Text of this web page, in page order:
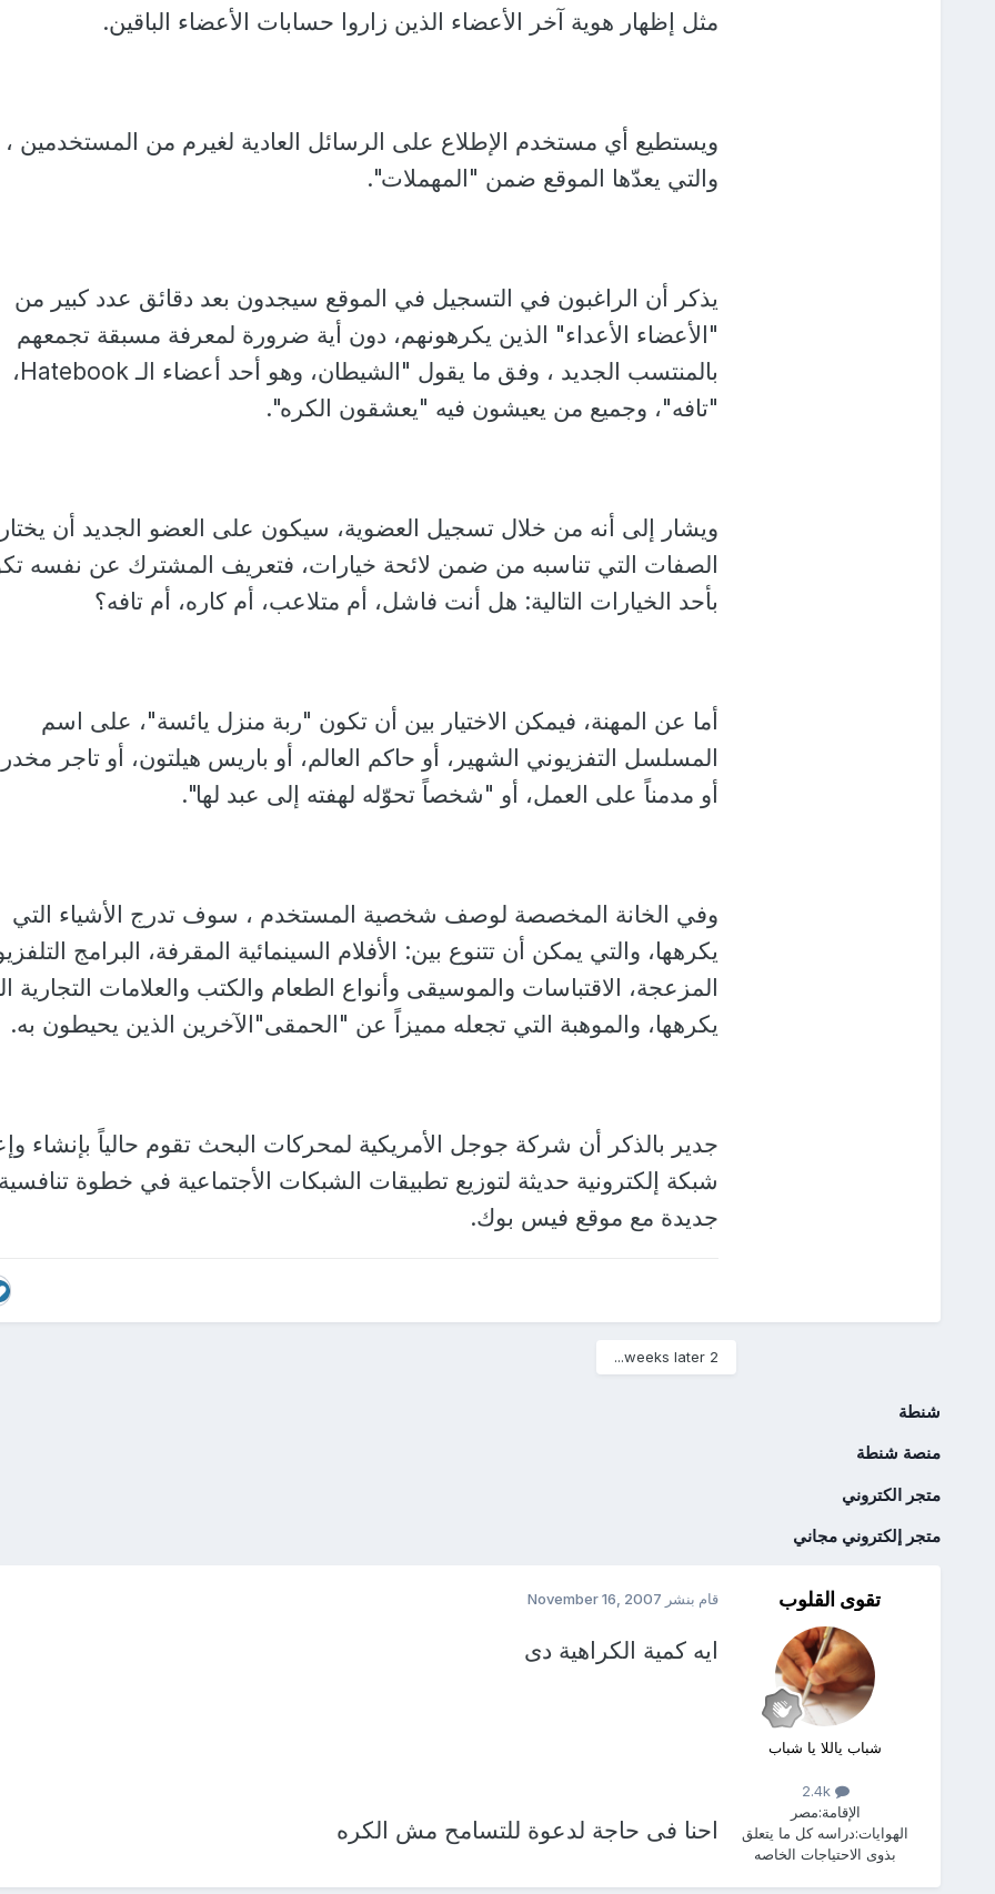
مثل إظهار هوية آخر الأعضاء الذين زاروا حسابات الأعضاء الباقين.
ويستطيع أي مستخدم الإطلاع على الرسائل العادية لغيرم من المستخدمين ،
والتي يعدّها الموقع ضمن "المهملات".
يذكر أن الراغبون في التسجيل في الموقع سيجدون بعد دقائق عدد كبير من
"الأعضاء الأعداء" الذين يكرهونهم، دون أية ضرورة لمعرفة مسبقة تجمعهم
بالمنتسب الجديد ، وفق ما يقول "الشيطان، وهو أحد أعضاء الـ Hatebook،
"تافه"، وجميع من يعيشون فيه "يعشقون الكره".
ويشار إلى أنه من خلال تسجيل العضوية، سيكون على العضو الجديد أن يختار
الصفات التي تناسبه من ضمن لائحة خيارات، فتعريف المشترك عن نفسه
بأحد الخيارات التالية: هل أنت فاشل، أم متلاعب، أم كاره، أم تافه؟
أما عن المهنة، فيمكن الاختيار بين أن تكون "ربة منزل يائسة"، على اسم
المسلسل التفزيوني الشهير، أو حاكم العالم، أو باريس هيلتون، أو تاجر
أو مدمناً على العمل، أو "شخصاً تحوّله لهفته إلى عبد لها".
وفي الخانة المخصصة لوصف شخصية المستخدم ، سوف تدرج الأشياء التي
يكرهها، والتي يمكن أن تتنوع بين: الأفلام السينمائية المقرفة، البرامج
المزعجة، الاقتباسات والموسيقى وأنواع الطعام والكتب والعلامات التجارية
يكرهها، والموهبة التي تجعله مميزاً عن "الحمقى"الآخرين الذين يحيطون به.
جدير بالذكر أن شركة جوجل الأمريكية لمحركات البحث تقوم حالياً بإنشاء
شبكة إلكترونية حديثة لتوزيع تطبيقات الشبكات الأجتماعية في خطوة تنافسية
جديدة مع موقع فيس بوك.
2 weeks later...
شنطة
منصة شنطة
متجر الكتروني
متجر إلكتروني مجاني
تقوى القلوب
شباب ياللا يا شباب
2.4k
الإقامة:مصر
الهوايات:دراسه كل ما يتعلق
بذوى الاحتياجات الخاصه
قام بنشر November 16, 2007
ايه كمية الكراهية دى
احنا فى حاجة لدعوة للتسامح مش الكره